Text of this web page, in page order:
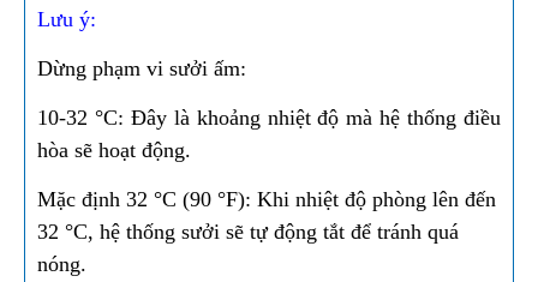
Lưu ý:
Dừng phạm vi sưởi ấm:
10-32 °C: Đây là khoảng nhiệt độ mà hệ thống điều
hòa sẽ hoạt động.
Mặc định 32 °C (90 °F): Khi nhiệt độ phòng lên đến
32 °C, hệ thống sưởi sẽ tự động tắt để tránh quá
nóng.